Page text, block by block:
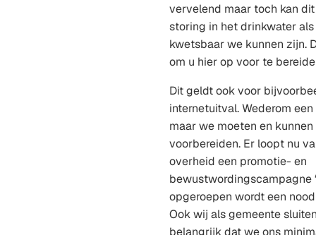
vervelend maar toch kan
storing in het drinkwater
kwetsbaar we kunnen zijn.
om u hier op voor te
Dit geldt ook voor
internetuitval. Wederom
maar we moeten en
voorbereiden. Er loopt nu
overheid een promotie- en
bewustwordingscampagne
opgeroepen wordt een
Ook wij als gemeente
belangrijk dat we ons